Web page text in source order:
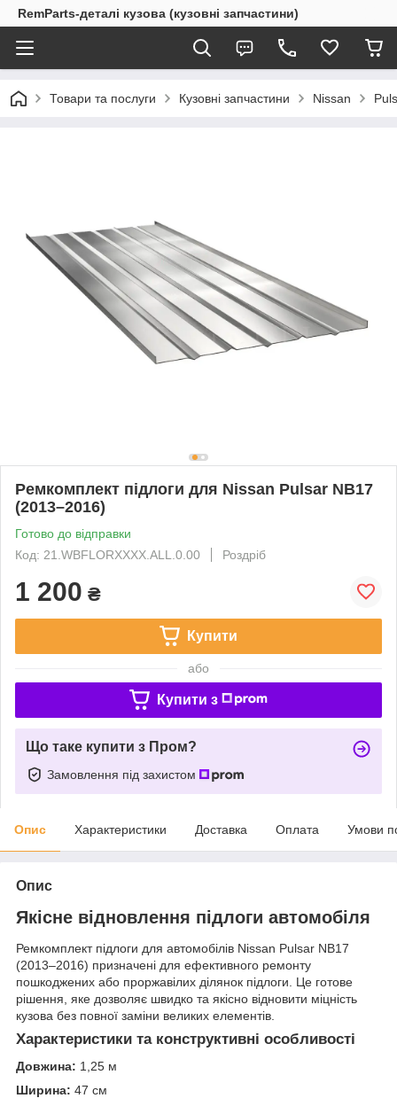
RemParts-деталі кузова (кузовні запчастини)
Товари та послуги Кузовні запчастини Nissan
Ремкомплект підлоги для Nissan Pulsar NB17
(2013–2016)
Готово до відправки
Код: 21.WBFLORXXXX.ALL.0.00
Роздріб
1 200 ₴
Купити
або
Купити з
Що таке купити з Пром?
Замовлення під захистом
Опис Характеристики Доставка Оплата Умови
Опис
Якісне відновлення підлоги автомобіля
Ремкомплект підлоги для автомобілів Nissan Pulsar NB17
(2013–2016) призначені для ефективного ремонту
пошкоджених або проржавілих ділянок підлоги. Це готове
рішення, яке дозволяє швидко та якісно відновити міцність
кузова без повної заміни великих елементів.
Характеристики та конструктивні особливості
Довжина: 1,25 м
Ширина: 47 см